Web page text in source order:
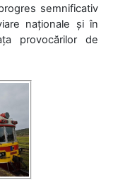
semnificativ
naționale și în
provocărilor de